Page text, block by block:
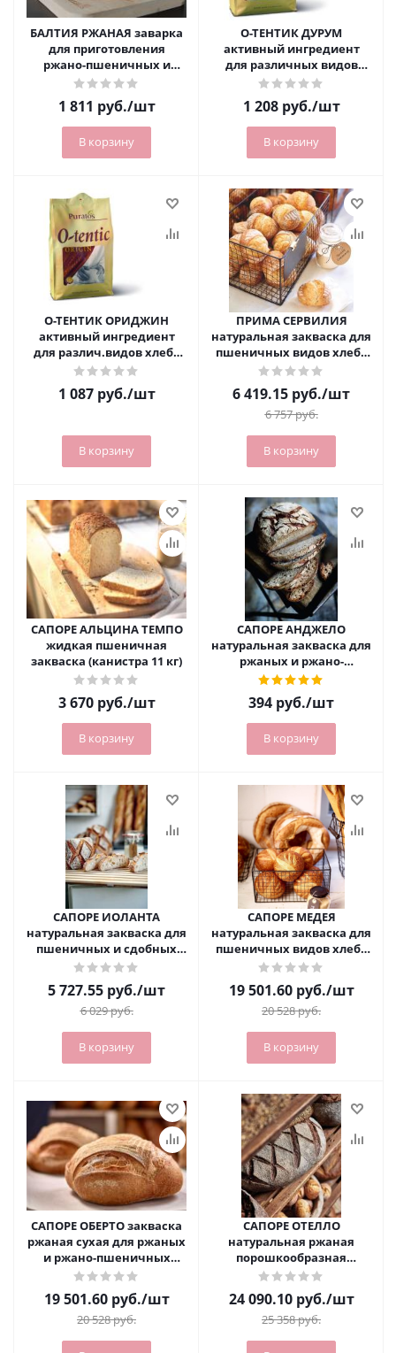
БАЛТИЯ РЖАНАЯ заварка
для приготовления
ржано-пшеничных и
ржаных изделий (ведро 5
1 811 руб./шт
В корзину
О-ТЕНТИК ДУРУМ
активный ингредиент
для различных видов
хлеба (4%) (упаковка 1 кг)
1 208руб./шт
В корзину
О-ТЕНТИК ОРИДЖИН
активный ингредиент
для различ.видов хлеба
(4%) 1 кг
1 087руб./шт
В корзину
ПРИМА СЕРВИЛИЯ
натуральная закваска для
пшеничных видов хлеба
(мешок 10 кг)
6 419.15 руб./шт
6 757руб.
В корзину
САПОРЕ АЛЬЦИНА ТЕМПО
жидкая пшеничная
закваска (канистра 11 кг)
3 670руб./шт
В корзину
САПОРЕ АНДЖЕЛО
натуральная закваска для
ржаных и ржано-
пшеничных видов хлеба
1 кг
394 руб./шт
В корзину
САПОРЕ ИОЛАНТА
натуральная закваска для
пшеничных и сдобных
изделий (мешок 10 кг)
5 727.55 руб./шт
6 029руб.
В корзину
САПОРЕ МЕДЕЯ
натуральная закваска для
пшеничных видов хлеба
(2-3%), 25 кг
19 501.60руб./шт
20 528руб.
В корзину
САПОРЕ ОБЕРТО закваска
ржаная сухая для ржаных
и ржано-пшеничных
изделий (25 кг)
19 501.60руб./шт
20 528руб.
САПОРЕ ОТЕЛЛО
натуральная ржаная
порошкообразная
закваска 1 кг
24 090.10руб./шт
25 358руб.